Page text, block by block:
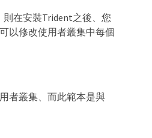
在安裝Trident之後、您
以修改使用者叢集中每個
者叢集、而此範本是與